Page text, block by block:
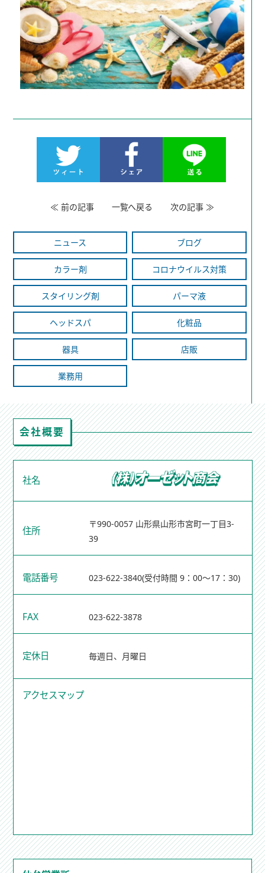
≪前の記事 一覧へ戻る 次の記事≫
ニュース ブログ
カラー剤 コロナウイルス対策
スタイリング剤 パーマ液
ヘッドスパ 化粧品
器具 店販
業務用
会社概要
社名
住所
〒990-0057 山形県山形市宮町一丁目3-
39
電話番号 023-622-3840(受付時間 9：00～17：30)
FAX 023-622-3878
定休日 毎週日、月曜日
アクセスマップ